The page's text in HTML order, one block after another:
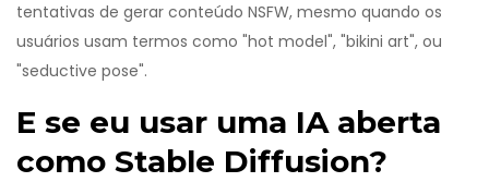
tentativas de gerar conteúdo NSFW, mesmo quando os
usuários usam termos como "hot model", "bikini art", ou
"seductive pose".
E se eu usar uma IA aberta
como Stable Diffusion?